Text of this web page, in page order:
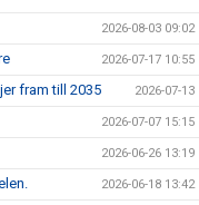
2026-08-03 09:02
2026-07-17 10:55
fram till 2035 2026-07-13
2026-07-07 15:15
2026-06-26 13:19
2026-06-18 13:42